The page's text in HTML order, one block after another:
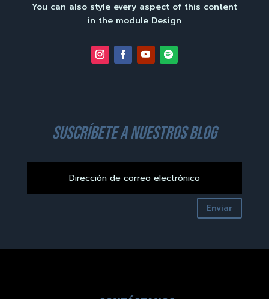
You can also style every aspect of this content
in the module Design
suscríbete a nuestros blog
Enviar